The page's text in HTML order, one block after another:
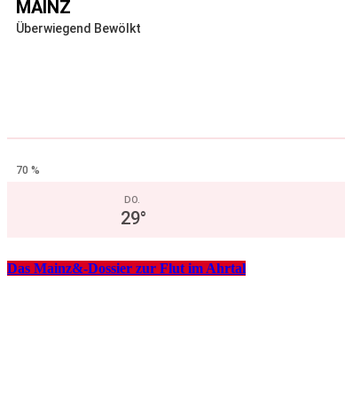
MAINZ
Überwiegend Bewölkt
70 %
DO.
29°
Das Mainz&-Dossier zur Flut im Ahrtal